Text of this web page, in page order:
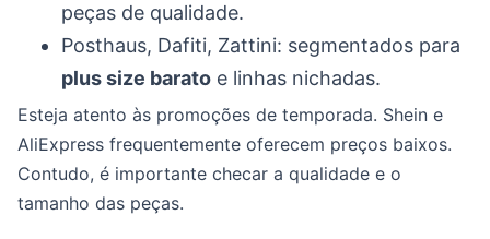
peças de qualidade.
Posthaus, Dafiti, Zattini: segmentados para
plus size barato e linhas nichadas.
Esteja atento às promoções de temporada. Shein e
AliExpress frequentemente oferecem preços baixos.
Contudo, é importante checar a qualidade e o
tamanho das peças.